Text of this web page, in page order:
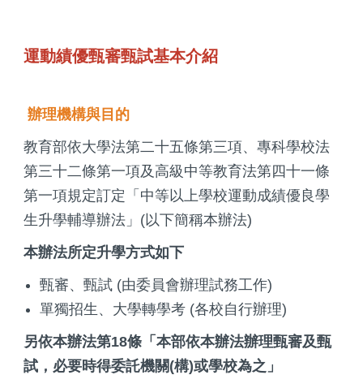
運動績優甄審甄試基本介紹
辦理機構與目的
教育部依大學法第二十五條第三項、專科學校法
第三十二條第一項及高級中等教育法第四十一條
第一項規定訂定「中等以上學校運動成績優良學
生升學輔導辦法」(以下簡稱本辦法)
本辦法所定升學方式如下
甄審、甄試 (由委員會辦理試務工作)
單獨招生、大學轉學考 (各校自行辦理)
另依本辦法第18條「本部依本辦法辦理甄審及甄
試，必要時得委託機關(構)或學校為之」